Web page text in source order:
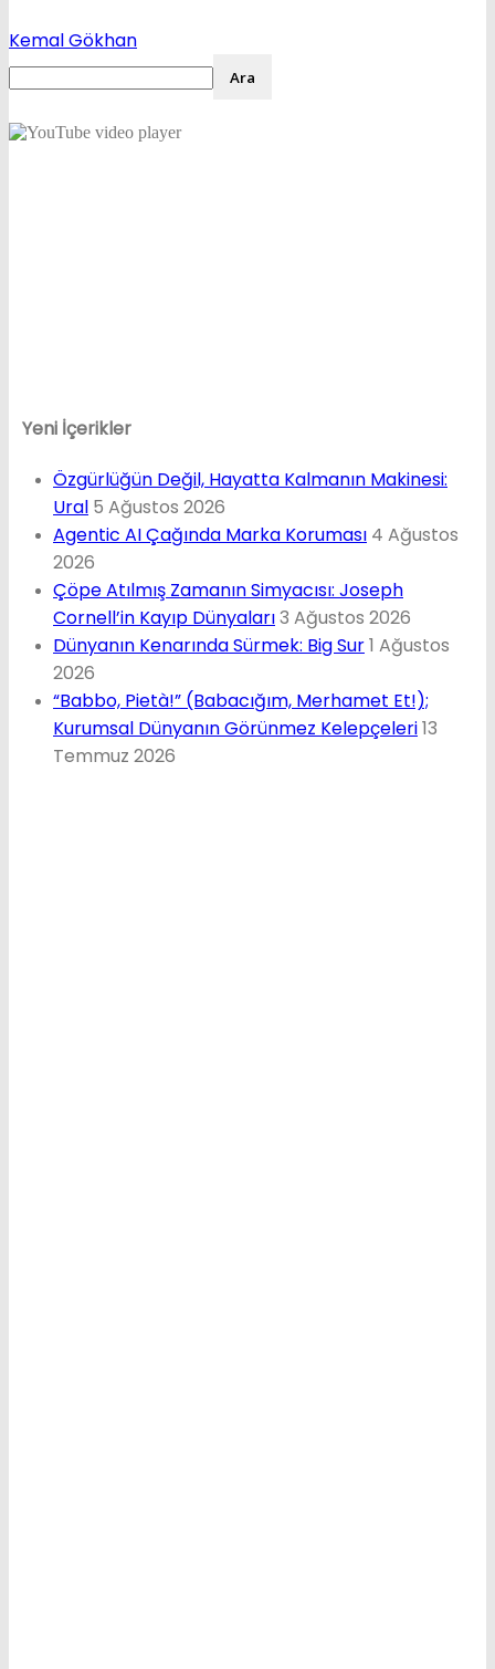
Kemal Gökhan
Yeni İçerikler
Özgürlüğün Değil, Hayatta Kalmanın Makinesi:
Ural 5 Ağustos 2026
Agentic AI Çağında Marka Koruması 4 Ağustos
2026
Çöpe Atılmış Zamanın Simyacısı: Joseph
Cornell’in Kayıp Dünyaları3 Ağustos 2026
Dünyanın Kenarında Sürmek: Big Sur1 Ağustos
2026
“Babbo, Pietà!” (Babacığım, Merhamet Et!);
Kurumsal Dünyanın Görünmez Kelepçeleri13
Temmuz 2026